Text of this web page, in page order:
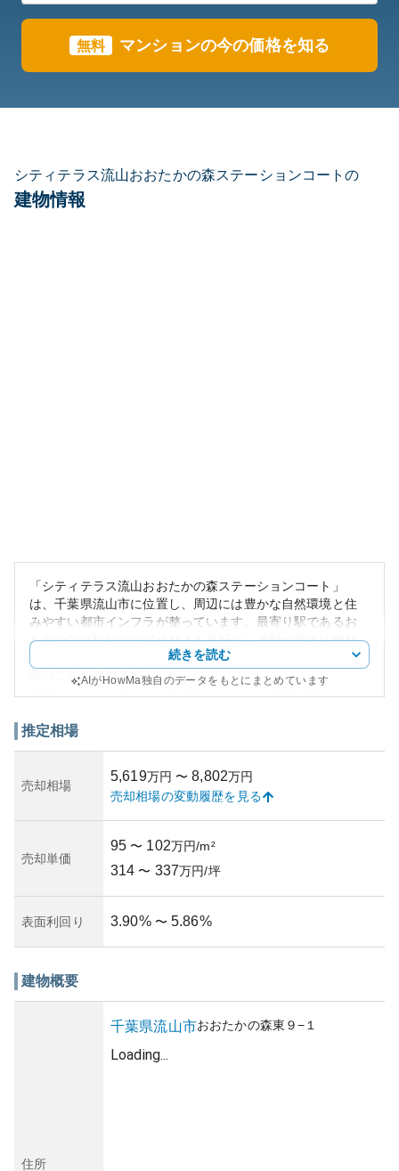
無料 マンションの今の価格を知る
シティテラス流山おおたかの森ステーションコートの
建物情報
「シティテラス流山おおたかの森ステーションコート」
は、千葉県流山市に位置し、周辺には豊かな自然環境と住
みやすい都市インフラが整っています。最寄り駅であるお
おたかの森駅からのアクセスも良好で、通勤や通学に便利
です。周辺には大型商業施設や公園もあり、生活利便性が
高いことが魅力です。
広々とした空間は、高級感を感じさせます。
不動産市場の変動による価格リスクは存在します。所有に
あたってのリスクには、近隣開発による騒音やリセールバ
リューの変動が考えられますが、良好な管理状況がそのリ
況も良く、住民からの信頼も高い管理体制が築かれていま
す。これらの特徴から、住みやすさ、利便性、資産価値の
続きを読む
AIがHowMa独自のデータをもとにまとめています
推定相場
売却相場
5,619万円 〜 8,802万円
売却相場の変動履歴を見る
売却単価
95 〜 102万円/m²
314 〜 337万円/坪
表面利回り 3.90% 〜 5.86%
建物概要
住所
千葉県流山市おおたかの森東 ９−１
Loading...